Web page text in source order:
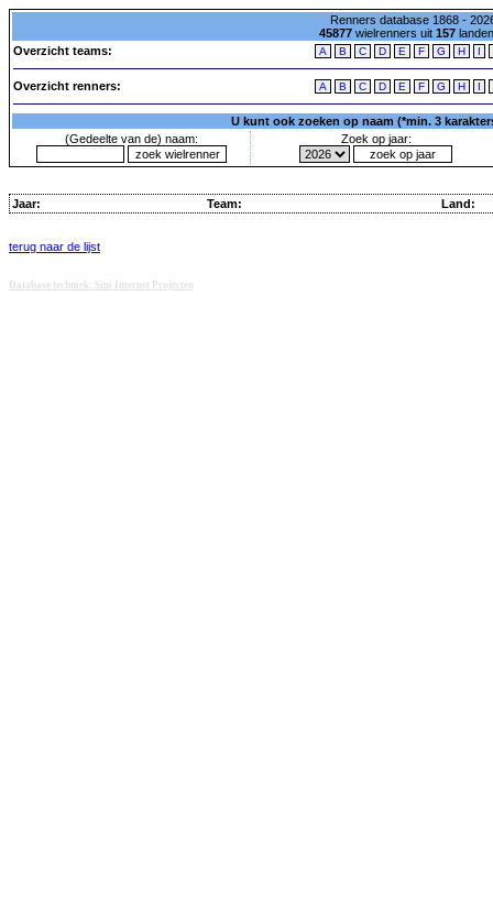
Renners database 1868 -
45877wielrenners uit 157
Overzicht teams:
A B C D E F G H I
Overzicht renners: A B C D E F G H I
U kunt ook zoeken op naam (*min. 3
(Gedeelte van de) naam:
Zoek op jaar:
Jaar: Team: Land:
terug naar de lijst
Database techniek: Sini Internet Projecten